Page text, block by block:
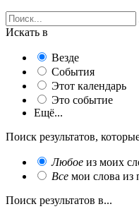
Искать в
Везде
События
Этот календарь
Это событие
Ещё...
Поиск результатов,
Любое из моих
Все мои слова из
Поиск результатов в...